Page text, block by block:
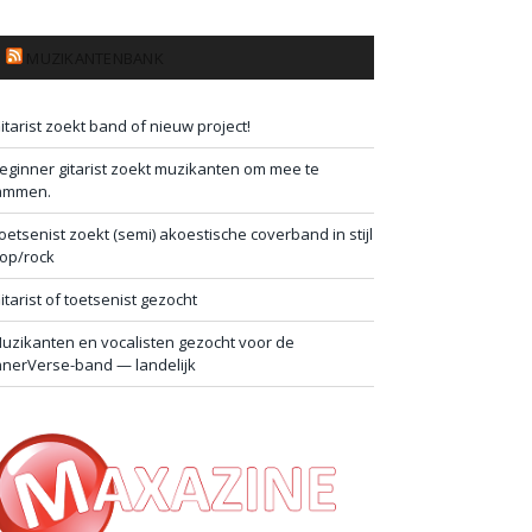
zoekt band of nieuw project!
gitarist zoekt muzikanten om mee te
zoekt (semi) akoestische coverband in stijl
rock
of toetsenist gezocht
en vocalisten gezocht voor de
band — landelijk